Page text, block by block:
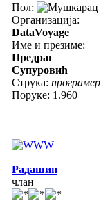
Пол:
Организација:
DataVoyage
Име и презиме:
Предраг
Супуровић
Струка: програмер
Поруке: 1.960
Радашин
члан